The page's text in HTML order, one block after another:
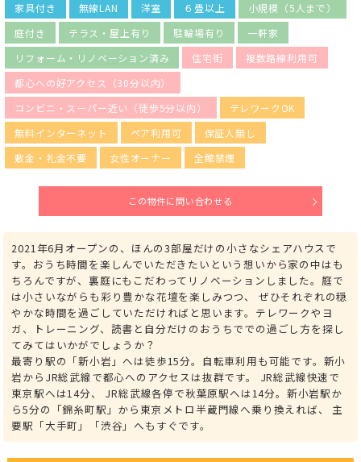
家具付き 無線LAN 洋室 ６畳以上
小規模（5人まで）
庭付き
テラス・屋上有り 駐輪場有り
一軒家
リフォーム・リノベーション済み
住宅街
複数路線利用可
都心への好アクセス（30分以内）
コンビニ・スーパー近い（徒歩5分以内）
テレワークOK
無料インターネット
ペア利用可
保証人無し
敷金・礼金不要
女性オーナー 全館禁煙
この物件に問い合わせる
2021年6月オープンの、ほんの3部屋だけの小さなシェアハウスで
す。おうち時間を楽しんでいただきたいという想いから家の中はも
ちろんですが、裏庭にもこだわってリノベーションしました。庭で
は小さいながらも彩り豊かな花壇を楽しみつつ、 ぜひそれぞれの穏
やかな時間を過ごしていただければと思います。テレワークやヨ
ガ、トレーニング、読書と自分だけのおうちででの過ごし方を探し
てみてはいかがでしょうか？
最寄り駅の「新小岩」へは徒歩15分。自転車利用も可能です。新小
岩からJR総武線で都心へのアクセスは抜群です。 JR総武線快速で
東京駅へは14分、 JR総武線各停で秋葉原駅へは14分。新小岩駅か
ら5分の「錦糸町駅」から東京メトロ半蔵門線へ乗り換えれば、 主
要駅「大手町」「渋谷」へもすぐです。